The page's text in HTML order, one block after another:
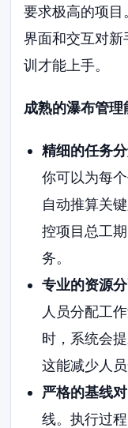
要求极高的项目
界面和交互对
训才能上手。
成熟的瀑布管理
精细的任务
你可以为每
自动推算关
控项目总工
务。
专业的资源
人员分配工
时，系统会
这能减少人
严格的基线
线。执行过